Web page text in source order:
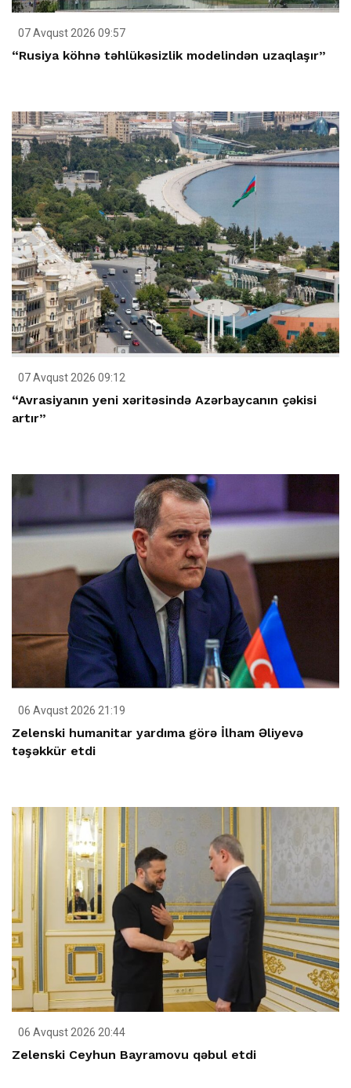
07 Avqust 2026 09:57
“Rusiya köhnə təhlükəsizlik modelindən uzaqlaşır”
07 Avqust 2026 09:12
“Avrasiyanın yeni xəritəsində Azərbaycanın çəkisi
artır”
06 Avqust 2026 21:19
Zelenski humanitar yardıma görə İlham Əliyevə
təşəkkür etdi
06 Avqust 2026 20:44
Zelenski Ceyhun Bayramovu qəbul etdi